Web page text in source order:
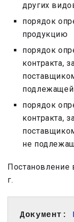
других
порядок
продукцию
порядок
контракта,
подлежащей
порядок
контракта,
не
Постановление
г.
Документ: